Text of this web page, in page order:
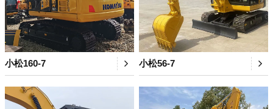
小松160-7 小松56-7